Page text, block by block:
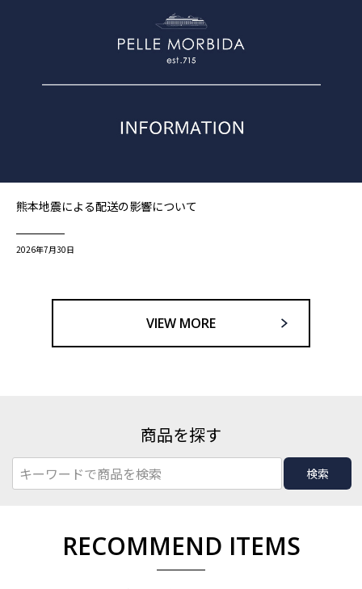
熊本地震による配送の影響について
2026年7月30日
VIEW MORE
商品を探す
検索
RECOMMEND ITEMS